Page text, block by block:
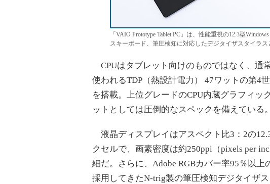
「VAIO Prototype Tablet PC」は、性能重視の12.3型
スキーボード、筆圧検知に対応したデジタイザスタイラ
CPUはタブレット向けのものではなく、通
使われるTDP（熱設計電力） 47ワットの第4
を搭載。上位グレードのCPU内蔵グラフィッ
ットとしては圧倒的なスペックを備えている。
液晶ディスプレイはアスペクト比3：2の
クセルで、画素密度は約250ppi（pixels per
細だ。さらに、Adobe RGBカバー率95％以
採用してきたN-trig製の筆圧検知デジタイザ